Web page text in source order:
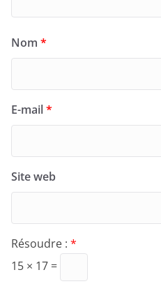
Nom *
E-mail*
Site web
Résoudre : *
15 × 17 =